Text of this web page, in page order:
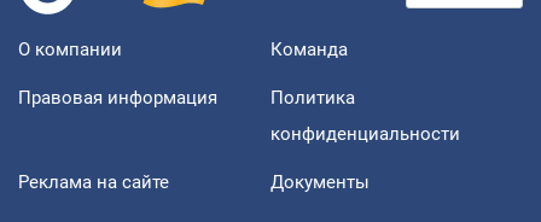
О компании Команда
Правовая информация
Политика
конфиденциальности
Реклама на сайте Документы